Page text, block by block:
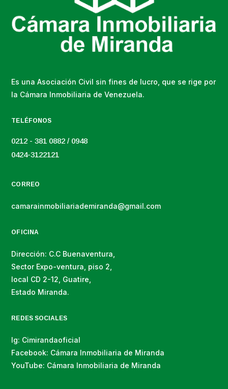
Es una Asociación Civil sin fines de lucro, que se rige por
la Cámara Inmobiliaria de Venezuela.
TELÉFONOS
0212 - 381 0882 / 0948
0424-3122121
CORREO
camarainmobiliariademiranda@gmail.com
OFICINA
Dirección: C.C Buenaventura,
Sector Expo-ventura, piso 2,
local CD 2-12, Guatire,
Estado Miranda.
REDES SOCIALES
Ig: Cimirandaoficial
Facebook: Cámara Inmobiliaria de Miranda
YouTube: Cámara Inmobiliaria de Miranda